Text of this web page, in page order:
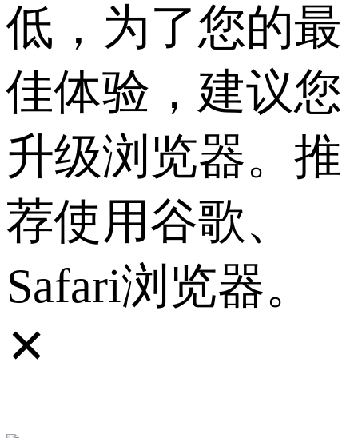
低，为了您的最
佳体验，建议您
升级浏览器。推
荐使用谷歌、
Safari浏览器。
✕